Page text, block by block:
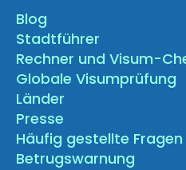
Blog
Stadtführer
Rechner und Visum-
Globale Visumprüfung
Länder
Presse
Häufig gestellte Fragen
Betrugswarnung